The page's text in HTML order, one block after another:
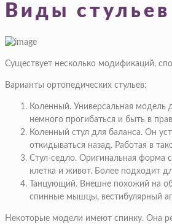
Виды стульев
Существует несколько модификаций,
Варианты ортопедических стульев:
Коленный. Универсальная модель
немного прогибаться и быть в
Коленный стул для баланса. Он
откидываться назад. Работая в
Стул-седло. Оригинальная форма
клетка и живот. Более подходит
Танцующий. Внешне похожий на
спинные мышцы, вестибулярный
Некоторые модели имеют спинку. Она